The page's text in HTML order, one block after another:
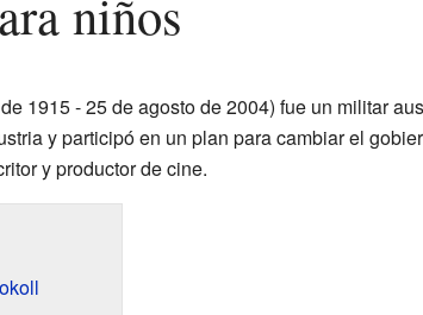
niños
1915 - 25 de agosto de 2004) fue un militar
y participó en un plan para cambiar el
y productor de cine.